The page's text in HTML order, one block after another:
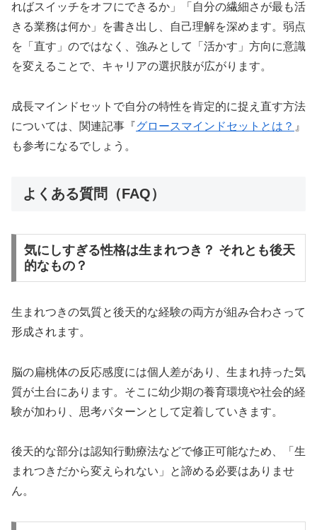
ればスイッチをオフにできるか」「自分の繊細さが最も活
きる業務は何か」を書き出し、自己理解を深めます。弱点
を「直す」のではなく、強みとして「活かす」方向に意識
を変えることで、キャリアの選択肢が広がります。
成長マインドセットで自分の特性を肯定的に捉え直す方法
については、関連記事『グロースマインドセットとは？ 』
も参考になるでしょう。
よくある質問（FAQ）
気にしすぎる性格は生まれつき？ それとも後天
的なもの？
生まれつきの気質と後天的な経験の両方が組み合わさって
形成されます。
脳の扁桃体の反応感度には個人差があり、生まれ持った気
質が土台にあります。そこに幼少期の養育環境や社会的経
験が加わり、思考パターンとして定着していきます。
後天的な部分は認知行動療法などで修正可能なため、「生
まれつきだから変えられない」と諦める必要はありませ
ん。